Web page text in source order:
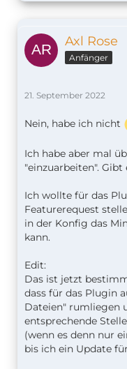
Axl Rose
Anfänger
21. September 2022
Nein, habe ich nicht
Ich habe aber mal
"einzuarbeiten".
Ich wollte für das
Featurerequest
in der Konfig das
kann.
Edit:
Das ist jetzt
dass für das Plugin
Dateien" rumliegen
entsprechende
(wenn es denn nur
bis ich ein Update